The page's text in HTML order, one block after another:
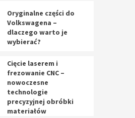
–
Oryginalne części do
Volkswagena –
dlaczego warto je
wybierać?
Cięcie laserem i
frezowanie CNC –
nowoczesne
technologie
precyzyjnej obróbki
materiałów